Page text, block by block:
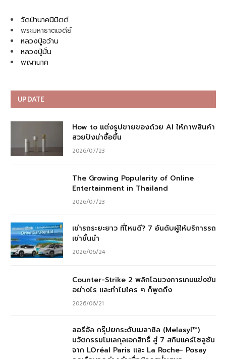
วัดป่านาคนิมิตต์
พระมหาธาตเจดีย์
หลวงปู่อว้าน
หลวงปู่มั่น
พญานาค
UPDATE
How to แต่งรูปขายของด้วย AI ให้ภาพสินค้า
สวยปังน่าซื้อขึ้น
2026/07/23
The Growing Popularity of Online
Entertainment in Thailand
2026/07/23
เช่ารถระยะยาว ที่ไหนดี? 7 อันดับผู้ให้บริการรถ
เช่าชั้นนำ
2026/06/24
Counter-Strike 2 พลิกโฉมวงการเกมแข่งขัน
อย่างไร และทำไมใคร ๆ ก็พูดถึง
2026/06/21
ลอรีอัล กรุ๊ปยกระดับเมลาซิล (Melasyl™)
นวัตกรรมโมเลกุลเอกสิทธิ์ สู่ 7 สกินแคร์โซลูชัน
จาก LOréal Paris และ La Roche- Posay